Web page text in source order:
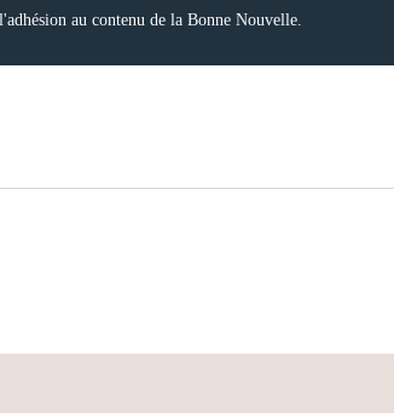
au contenu de la Bonne Nouvelle.